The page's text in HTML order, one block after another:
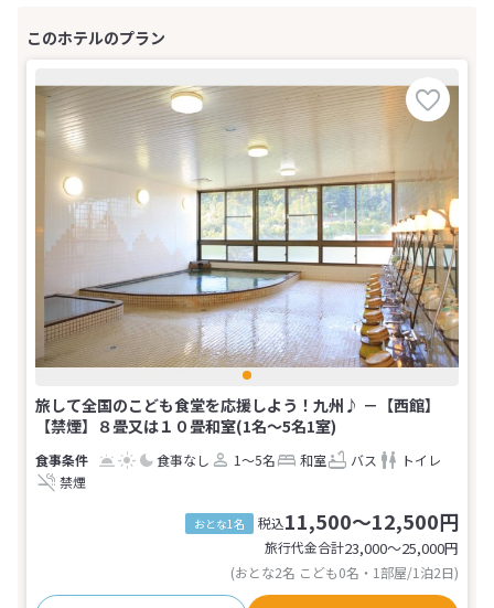
旅して全国のこども食堂を応援しよう！九州♪ －【西館】
【禁煙】８畳又は１０畳和室(1名～5名1室)
食事なし 1～5名 和室 バス
トイレ
禁煙
おとな1名 税込11,500～12,500円
旅行代金合計23,000〜25,000円
(おとな2名 こども0名・1部屋/1泊2日)